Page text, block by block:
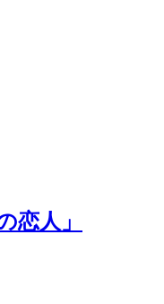
恋人」